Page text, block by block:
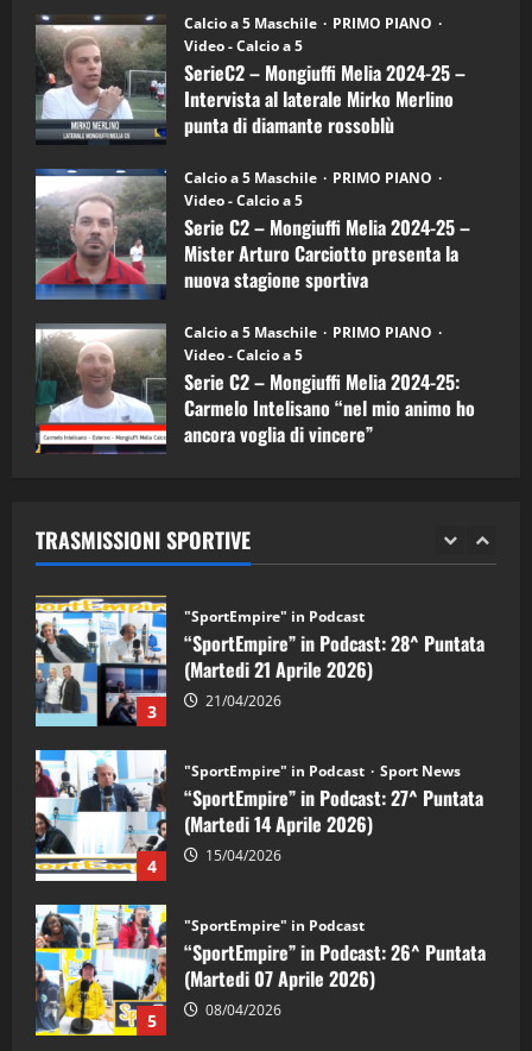
6)
–
Intervista
a
mister
Arturo
Carciotto
(Mongiuffi
Calcio a 5 Maschile
PRIMO PIANO
Video - Calcio a 5
SerieC2 – Mongiuffi Melia 2024-25 –
Intervista al laterale Mirko Merlino
punta di diamante rossoblù
Calcio a 5 Maschile
PRIMO PIANO
Video - Calcio a 5
Serie C2 – Mongiuffi Melia 2024-25 –
Mister Arturo Carciotto presenta la
nuova stagione sportiva
Calcio a 5 Maschile
PRIMO PIANO
Video - Calcio a 5
Serie C2 – Mongiuffi Melia 2024-25:
Carmelo Intelisano “nel mio animo ho
ancora voglia di vincere”
TRASMISSIONI SPORTIVE
4
“SportEmpire” in Podcast: 27^ Puntata
(Martedi 14 Aprile 2026)
15/04/2026
5
“SportEmpire” in Podcast: 26^ Puntata
(Martedi 07 Aprile 2026)
08/04/2026
1
“SportEmpire” in Podcast: 30^ Puntata
(Martedi 05 Maggio 2026)
08/05/2026
2 28/04/2026
3
"SportEmpire" in Podcast
“SportEmpire” in Podcast: 28^ Puntata
(Martedi 21 Aprile 2026)
21/04/2026
4
"SportEmpire" in Podcast Sport News
“SportEmpire” in Podcast: 27^ Puntata
(Martedi 14 Aprile 2026)
15/04/2026
5
"SportEmpire" in Podcast
“SportEmpire” in Podcast: 26^ Puntata
(Martedi 07 Aprile 2026)
08/04/2026